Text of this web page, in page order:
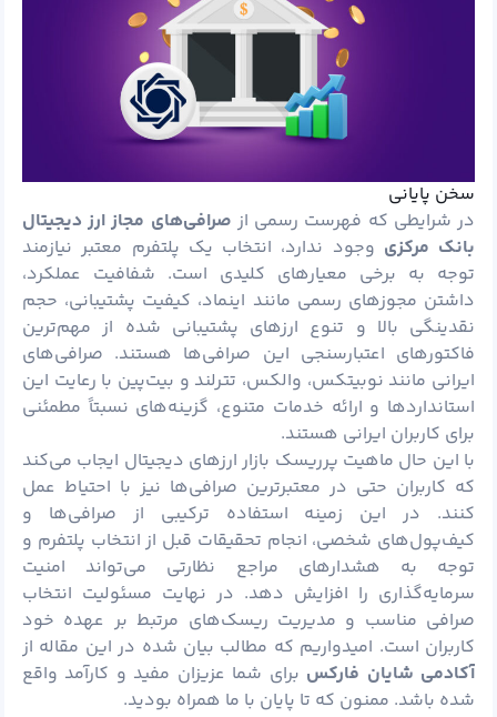
سخن پایانی
در شرایطی که فهرست رسمی از صرافی‌های مجاز ارز دیجیتال
بانک مرکزی وجود ندارد، انتخاب یک پلتفرم معتبر نیازمند
توجه به برخی معیارهای کلیدی است. شفافیت عملکرد،
داشتن مجوزهای رسمی مانند اینماد، کیفیت پشتیبانی، حجم
نقدینگی بالا و تنوع ارزهای پشتیبانی شده از مهم‌ترین
فاکتورهای اعتبارسنجی این صرافی‌ها هستند. صرافی‌های
ایرانی مانند نوبیتکس، والکس، تترلند و بیت‌پین با رعایت این
استانداردها و ارائه خدمات متنوع، گزینه‌های نسبتاً مطمئنی
برای کاربران ایرانی هستند.
با این حال ماهیت پرریسک بازار ارزهای دیجیتال ایجاب می‌کند
که کاربران حتی در معتبرترین صرافی‌ها نیز با احتیاط عمل
کنند. در این زمینه استفاده ترکیبی از صرافی‌ها و
کیف‌پول‌های شخصی، انجام تحقیقات قبل از انتخاب پلتفرم و
توجه به هشدارهای مراجع نظارتی می‌تواند امنیت
سرمایه‌گذاری را افزایش دهد. در نهایت مسئولیت انتخاب
صرافی مناسب و مدیریت ریسک‌های مرتبط بر عهده خود
کاربران است. امیدواریم که مطالب بیان شده در این مقاله از
آکادمی شایان فارکس برای شما عزیزان مفید و کارآمد واقع
شده باشد. ممنون که تا پایان با ما همراه بودید.